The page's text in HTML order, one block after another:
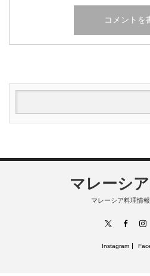
マレーシ
マレーシア料理情
RSS
Instagram